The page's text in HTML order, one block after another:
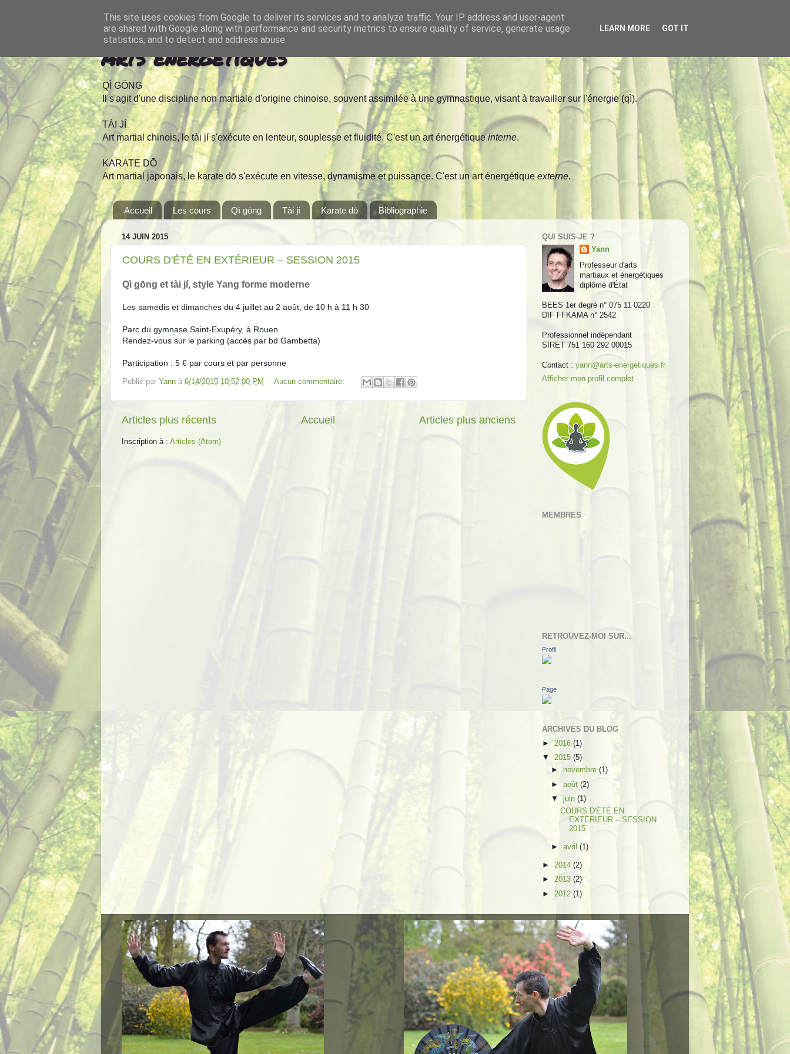
Arts énergétiques
QÌ GŌNG
Il s'agit d'une discipline non martiale d'origine chinoise, souvent assimilée à une gymnastique, visant à travailler sur l'énergie (qì).
TÀI JÍ
Art martial chinois, le tài jí s'exécute en lenteur, souplesse et fluidité. C'est un art énergétiqueinterne.
KARATE DŌ
Art martial japonais, le karate dō s'exécute en vitesse, dynamisme et puissance. C'est un art énergétique externe.
Accueil Les cours Qì gōng Tài jí Karate dō Bibliographie
14 JUIN 2015
COURS D'ÉTÉ EN EXTÉRIEUR – SESSION 2015
Qì gōng et tài jí, style Yang forme moderne
Les samedis et dimanches du 4 juillet au 2 août, de 10 h à 11 h 30
Parc du gymnase Saint-Exupéry, à Rouen
Rendez-vous sur le parking (accès par bd Gambetta)
Participation : 5 € par cours et par personne
Publié par Yann à 6/14/2015 10:52:00 PM Aucun commentaire:
Articles plus récents Articles plus anciens
Accueil
Inscription à : Articles (Atom)
QUI SUIS-JE ?
Yann
Professeur d'arts
martiaux et énergétiques
diplômé d'État
BEES 1er degré n° 075 11 0220
DIF FFKAMA n° 2542
Professionnel indépendant
SIRET 751 160 292 00015
Contact : yann@arts-energetiques.fr
Afficher mon profil complet
MEMBRES
RETROUVEZ-MOI SUR...
Profil
Page
ARCHIVES DU BLOG
► 2016 (1)
▼ 2015 (5)
►novembre(1)
►août(2)
▼juin(1)
COURS D'ÉTÉ EN
EXTÉRIEUR – SESSION
2015
►avril(1)
► 2014 (2)
► 2013 (2)
► 2012 (1)
This site uses cookies from Google to deliver its services and to analyze traffic. Your IP address and user-agent
are shared with Google along with performance and security metrics to ensure quality of service, generate usage
statistics, and to detect and address abuse.
LEARN MORE GOT IT